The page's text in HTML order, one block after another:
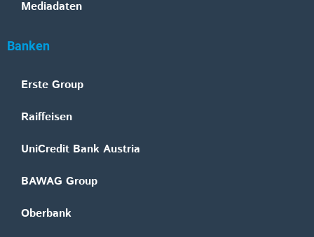
Mediadaten
Banken
Erste Group
Raiffeisen
UniCredit Bank Austria
BAWAG Group
Oberbank